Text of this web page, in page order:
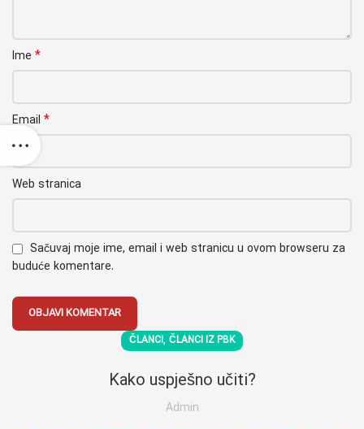
Ime *
Email *
Web stranica
Sačuvaj moje ime, email i web stranicu u ovom browseru za
buduće komentare.
ČLANCI, ČLANCI IZ PBK
Kako uspješno učiti?
Admin